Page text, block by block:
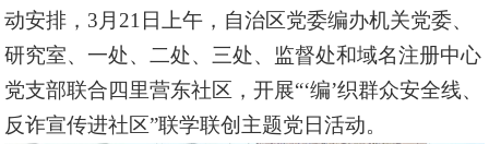
动安排， 3 月 21 日上午， 自治区党委编办机关党委、
研究室、一处、二处、三处、监督处和域名注册中心
党支部联合四里营东社区，开展“‘编’织群众安全线、
反诈宣传进社区”联学联创主题党日活动。